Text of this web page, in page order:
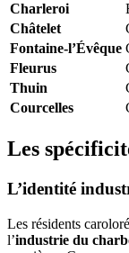
Charleroi
Châtelet
Fontaine-l’Évêque
Fleurus
Thuin
Courcelles
Les
L’identité
Les résidents
l’industrie du